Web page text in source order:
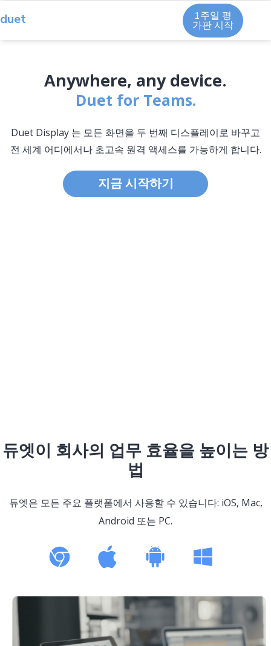
duet 1주일 평
가판 시작
Anywhere, any device.
Duet for Teams.
Duet Display 는 모든 화면을 두 번째 디스플레이로 바꾸고
전 세계 어디에서나 초고속 원격 액세스를 가능하게 합니다.
지금 시작하기
듀엣이 회사의 업무 효율을 높이는 방
법
듀엣은 모든 주요 플랫폼에서 사용할 수 있습니다: iOS, Mac,
Android 또는 PC.